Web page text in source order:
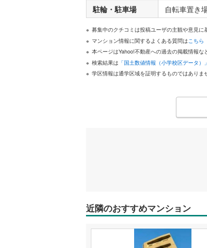
駐輪・駐車場 自転車置き
募集中のクチコミは投稿ユーザの主観や意見に
マンション情報に関するよくある質問はこちら
本ページはYahoo!不動産への過去の掲載情報
検索結果は 「国土数値情報（小学校区データ）
学区情報は通学区域を証明するものではありま
近隣のおすすめマンション